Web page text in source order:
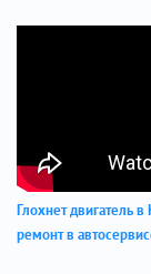
Глохнет двигатель в
ремонт в